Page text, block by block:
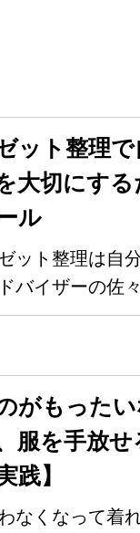
ット整理
大切にす
ル
ゼット整理は自
バイザーの佐
がもった
服を手放
践】
なくなって着